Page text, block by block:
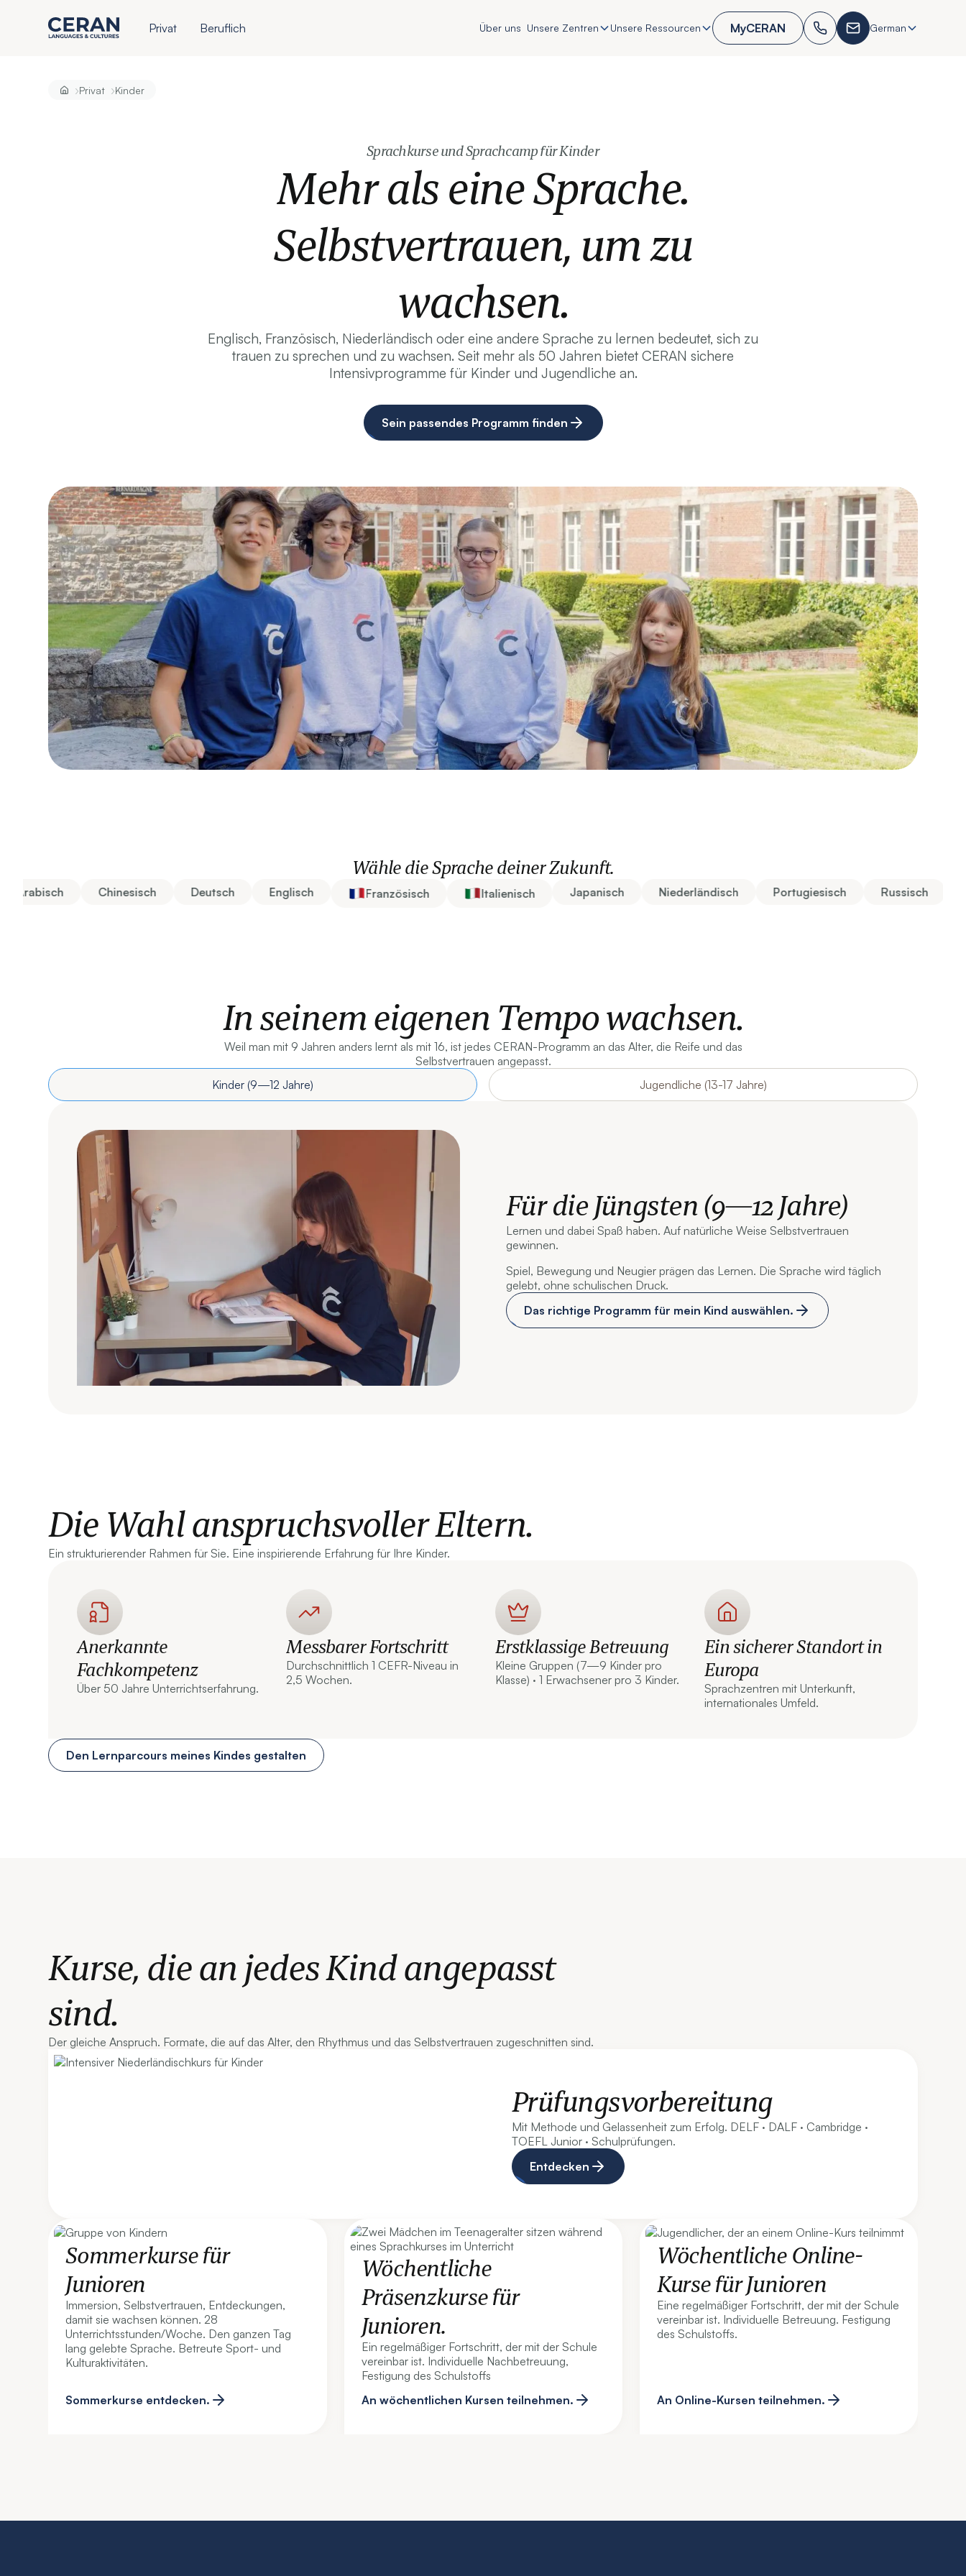
Privat Beruflich Über uns Unsere Zentren Unsere Ressourcen MyCERAN German
›Privat ›Kinder
Sprachkurse und Sprachcamp für Kinder
Mehr als eine Sprache.
Selbstvertrauen, um zu
wachsen.
Englisch, Französisch, Niederländisch oder eine andere Sprache zu lernen bedeutet, sich zu
trauen zu sprechen und zu wachsen. Seit mehr als 50 Jahren bietet CERAN sichere
Intensivprogramme für Kinder und Jugendliche an.
Sein passendes Programm finden
Wähle die Sprache deiner Zukunft.
Arabisch Chinesisch Deutsch Englisch Französisch Italienisch Japanisch Niederländisch Portugiesisch Russisch
In seinem eigenen Tempo wachsen.
Weil man mit 9 Jahren anders lernt als mit 16, ist jedes CERAN-Programm an das Alter, die Reife und das
Selbstvertrauen angepasst.
Kinder (9—12 Jahre)
Jugendliche (13-17 Jahre)
Für die Jüngsten (9—12 Jahre)
Lernen und dabei Spaß haben. Auf natürliche Weise Selbstvertrauen
gewinnen.
Spiel, Bewegung und Neugier prägen das Lernen. Die Sprache wird täglich
gelebt, ohne schulischen Druck.
Das richtige Programm für mein Kind auswählen.
Die Wahl anspruchsvoller Eltern.
Ein strukturierender Rahmen für Sie. Eine inspirierende Erfahrung für Ihre Kinder.
Anerkannte
Fachkompetenz
Über 50 Jahre Unterrichtserfahrung.
Messbarer Fortschritt
Durchschnittlich 1 CEFR-Niveau in
2,5 Wochen.
Erstklassige Betreuung
Kleine Gruppen (7—9 Kinder pro
Klasse) · 1 Erwachsener pro 3 Kinder.
Ein sicherer Standort in
Europa
Sprachzentren mit Unterkunft,
internationales Umfeld.
Den Lernparcours meines Kindes gestalten
Kurse, die an jedes Kind angepasst
sind.
Der gleiche Anspruch. Formate, die auf das Alter, den Rhythmus und das Selbstvertrauen zugeschnitten sind.
Prüfungsvorbereitung
Mit Methode und Gelassenheit zum Erfolg. DELF · DALF · Cambridge ·
TOEFL Junior · Schulprüfungen.
Entdecken
Sommerkurse für
Junioren
Immersion, Selbstvertrauen, Entdeckungen,
damit sie wachsen können. 28
Unterrichtsstunden/Woche. Den ganzen Tag
lang gelebte Sprache. Betreute Sport- und
Kulturaktivitäten.
Sommerkurse entdecken.
Wöchentliche
Präsenzkurse für
Junioren.
Ein regelmäßiger Fortschritt, der mit der Schule
vereinbar ist. Individuelle Nachbetreuung,
Festigung des Schulstoffs
An wöchentlichen Kursen teilnehmen.
Wöchentliche Online-
Kurse für Junioren
Eine regelmäßiger Fortschritt, der mit der Schule
vereinbar ist. Individuelle Betreuung. Festigung
des Schulstoffs.
An Online-Kursen teilnehmen.